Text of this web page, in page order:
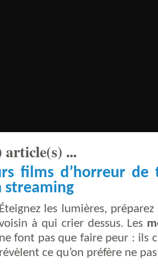
article(s) ...
films d’horreur de
streaming
Éteignez les lumières,
à qui crier dessus. Les
ne font pas que faire peur : ils
révèlent ce qu’on préfère ne